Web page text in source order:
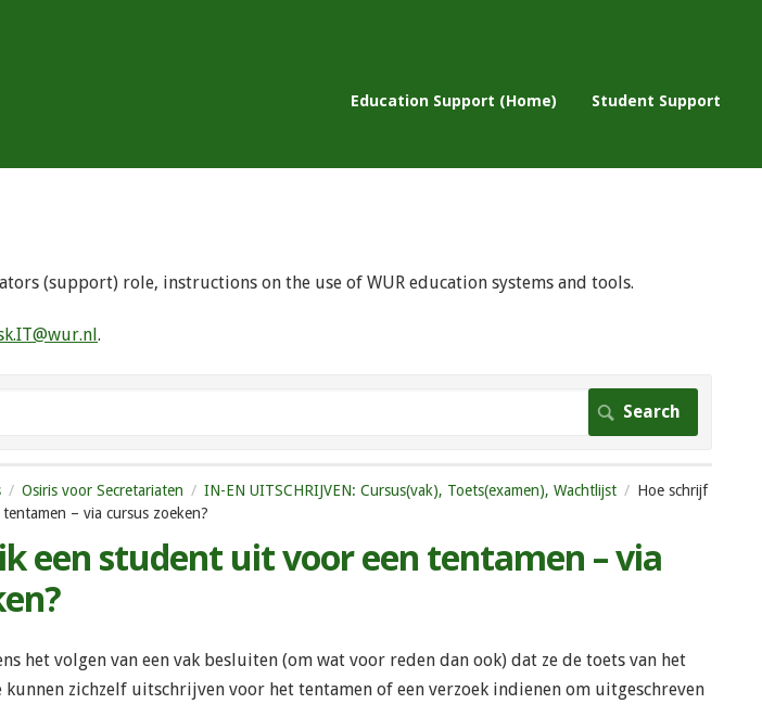
Education Support (Home) Student Support
(support) role, instructions on the use of WUR education systems and tools.
.
Osiris voor Secretariaten IN-EN UITSCHRIJVEN: Cursus(vak), Toets(examen), Wachtlijst
Hoe schrijf
– via cursus zoeken?
een student uit voor een tentamen – via
het volgen van een vak besluiten (om wat voor reden dan ook) dat ze de toets van het
kunnen zichzelf uitschrijven voor het tentamen of een verzoek indienen om uitgeschreven